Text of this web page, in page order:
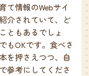
て情報のWebサイ
介されていて、ど
ともあるでしょ
もOKです。食べさ
を押さえつつ、自
参考にしてくださ